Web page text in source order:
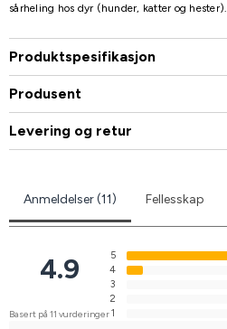
sårheling hos dyr (hunder, katter og hester).
Produktspesifikasjon
Produsent
Levering og retur
Anmeldelser (11) Fellesskap
4.9
Basert på 11 vurderinger
5
4
3
2
1